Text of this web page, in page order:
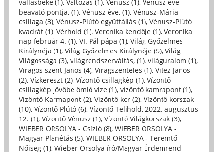
vallásbéke (1), Változás (1), Vénusz (1), Vénusz éve
beavató pontja, (1), Vénusz éve, (1), Vénusz-Mária
csillaga (3), Vénusz-Plútó együttállás (1), Vénusz-Plútó
kvadrát (1), Vérhold (1), Veronika kendője (1), Veronika
nap február 4. (1), VI. Pál pápa (1), Világ Győzelmes
Királynéja (1), Világ Győzelmes Királynője (5), Világ
Világossága (3), világrendszerváltás, (1), világuralom (1),
Virágos szent János (4), Virágszentelés (1), Vitéz János
(2), Vízkereszt (2), Vízöntő csillagkép (1), Vízöntő
csillagkép jövőbe ömlő vize (1), vízöntő kamrapont (1),
Vízöntő Karmapont (2), Vizöntő kor (2), Vízöntő korszak
(10), Vízöntő Plútó (6), Vízöntő Telihold, 2022. augusztus
12. (1), Vízöntő Vénusz (1), Vízöntő Világkorszak (3),
WIEBER ORSOLYA - Csízió (8), WIEBER ORSOLYA -
Magyar Planétás (5), WIEBER ORSOLYA - Teremtő
Nőiség (1), Wieber Orsolya író/Magyar Érdemrend